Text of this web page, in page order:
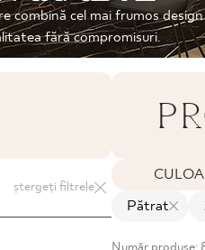
combină cel mai frumos design
fără compromisuri.
ștergeți filtrele
Pătrat